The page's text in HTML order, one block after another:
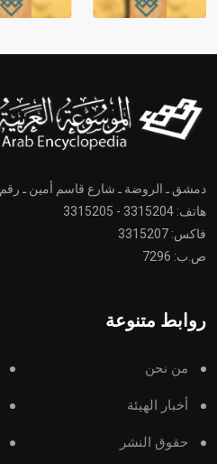
دمشق ـ الروضة ـ شارع قاسم أمين ـ رقم 39
هاتف: 3315204 - 3315205
فاكس: 3315207
ص.ب: 7296
روابط متنوعة
من نحن
أخبار الهيئة
حقوق النشر